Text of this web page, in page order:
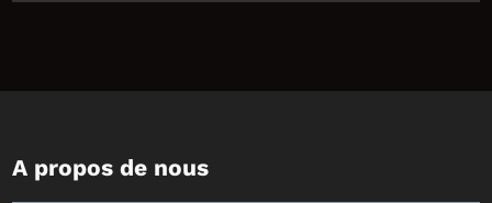
A propos de nous